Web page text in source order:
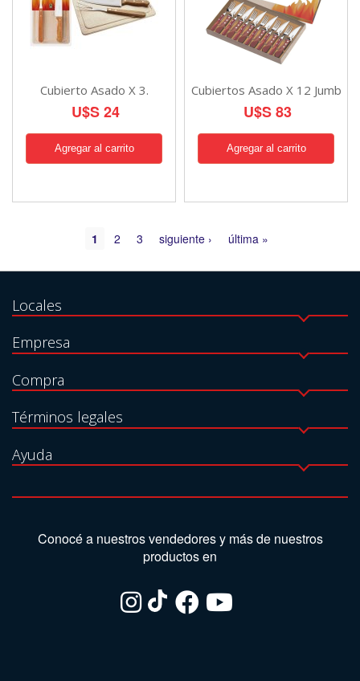
Cubierto Asado X 3.
U$S 24
Cubiertos Asado X 12 Jumb
U$S 83
1 2 3 siguiente › última »
Locales
Empresa
Compra
Términos legales
Ayuda
Conocé a nuestros vendedores y más de nuestros
productos en